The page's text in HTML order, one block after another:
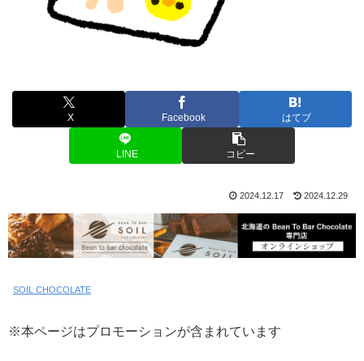
X Facebook はてブ
LINE コピー
2024.12.17 2024.12.29
SOIL CHOCOLATE
※本ページはプロモーションが含まれています